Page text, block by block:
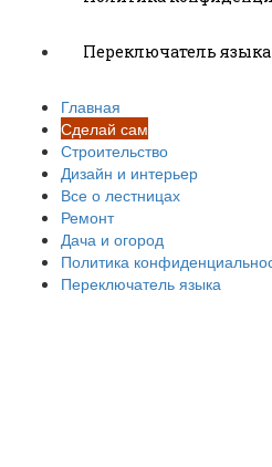
Переключатель языка
Главная
Сделай сам
Строительство
Дизайн и интерьер
Все о лестницах
Ремонт
Дача и огород
Политика
Переключатель языка